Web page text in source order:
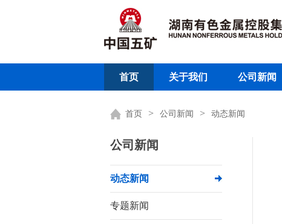
首页 关于我们 公司新闻
首页 > 公司新闻 > 动态新闻
公司新闻
动态新闻
专题新闻